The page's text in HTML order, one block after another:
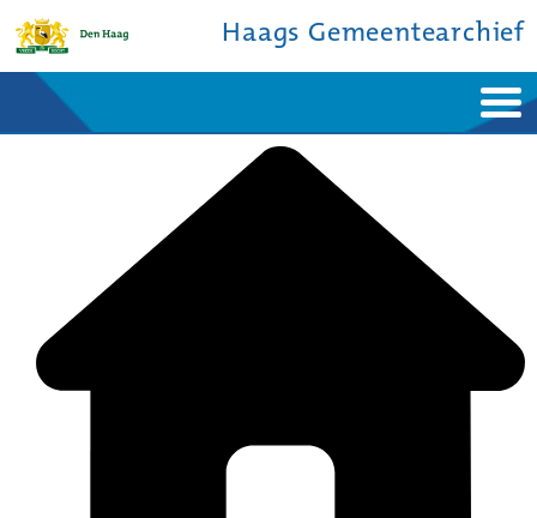
Haags Gemeentearchief
Bronnen en collecties